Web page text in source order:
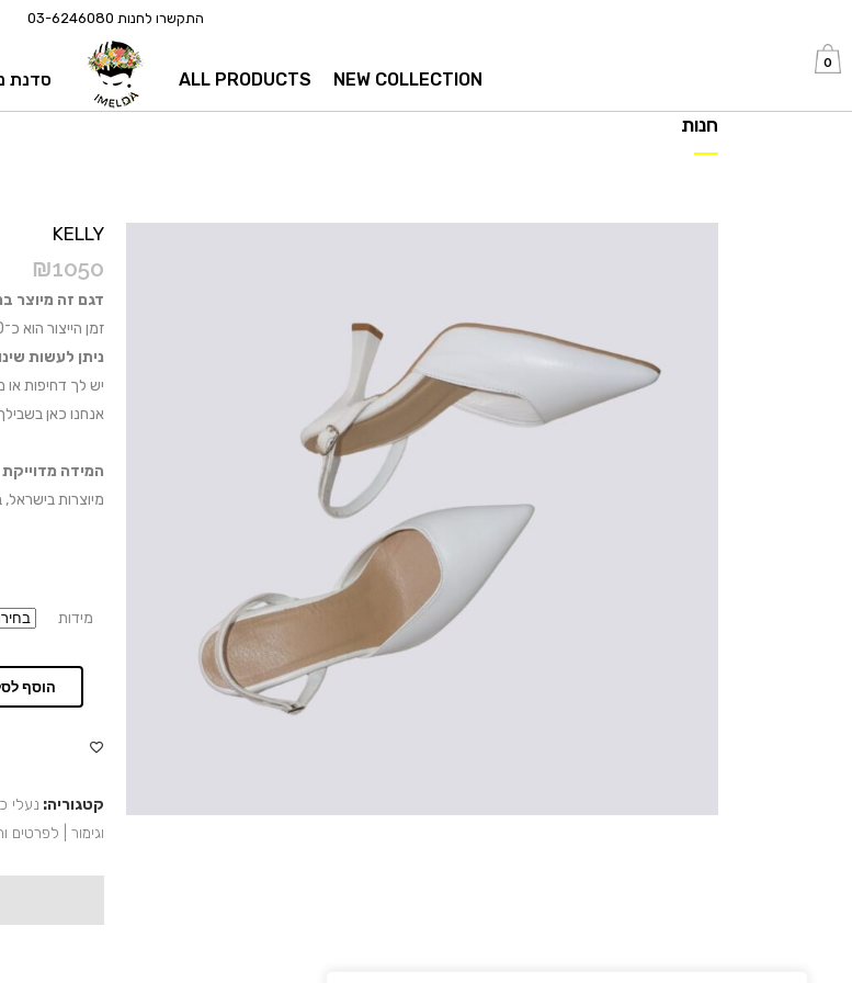
התקשרו לחנות 03-6246080
0
סדנת NEW COLLECTION
ALL PRODUCTS
חנות
KELLY
₪1050
דגם זה מיוצר
זמן הייצור הוא כ־
ניתן לעשות
יש לך דחיפות או
אנחנו כאן בשבילך
המידה מדוייקת
מיוצרות בישראל,
מידות
הוסף
קטגוריה: נעלי
וגימור | לפרטים ותיאום: